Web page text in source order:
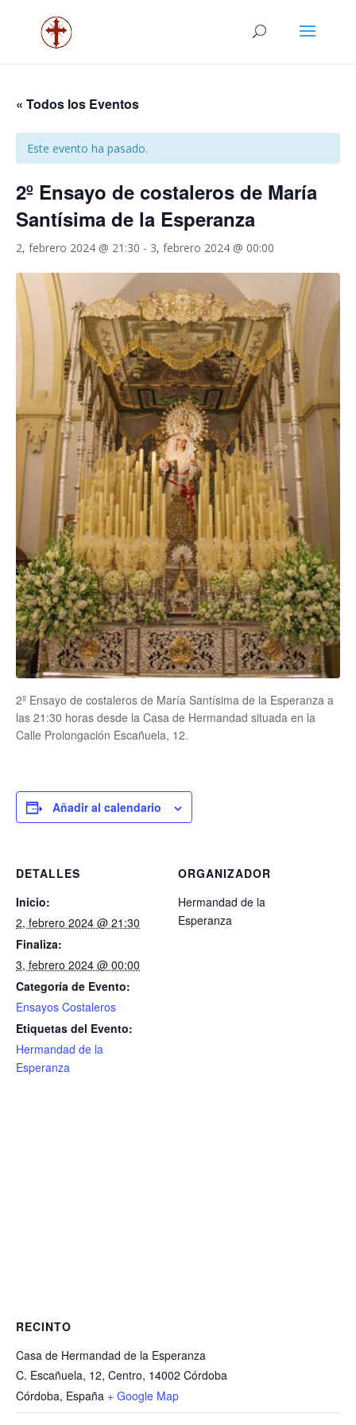
« Todos los Eventos
Este evento ha pasado.
2º Ensayo de costaleros de María
Santísima de la Esperanza
2, febrero 2024 @ 21:30 - 3, febrero 2024 @ 00:00
2º Ensayo de costaleros de María Santísima de la Esperanza a
las 21:30 horas desde la Casa de Hermandad situada en la
Calle Prolongación Escañuela, 12.
Añadir al calendario
DETALLES
Inicio:
2, febrero 2024 @ 21:30
Finaliza:
3, febrero 2024 @ 00:00
Categoría de Evento:
Ensayos Costaleros
Etiquetas del Evento:
Hermandad de la
Esperanza
ORGANIZADOR
Hermandad de la
Esperanza
RECINTO
Casa de Hermandad de la Esperanza
C. Escañuela, 12, Centro, 14002 Córdoba
Córdoba, España + Google Map